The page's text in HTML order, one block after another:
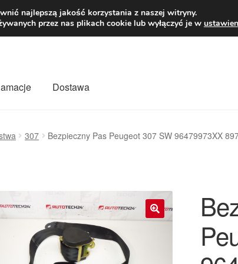
zł
Dostawa
307 Bezpieczny Pas Peugeot 307 SW 96479973XX
🔍
najlepszą jakość korzystania z naszej witryny.
przez nas plikach cookie lub wyłączyć je w